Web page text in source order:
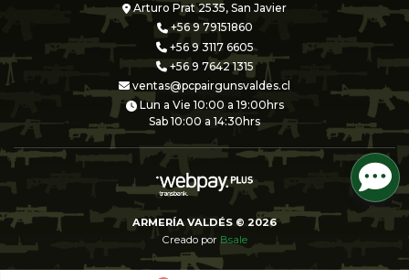
Arturo Prat 2535, San Javier
+56 9 79151860
+56 9 3117 6605
+56 9 7642 1315
ventas@pcpairgunsvaldes.cl
Lun a Vie 10:00 a 19:00hrs
Sab 10:00 a 14:30hrs
ARMERÍA VALDÉS © 2026
Creado por Bsale